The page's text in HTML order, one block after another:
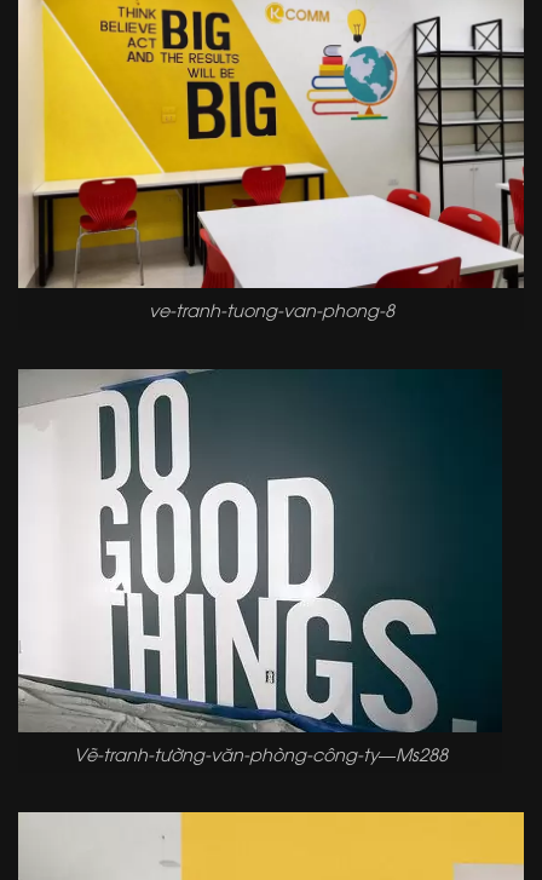
ve-tranh-tuong-van-phong-8
Vẽ-tranh-tường-văn-phòng-công-ty—Ms288